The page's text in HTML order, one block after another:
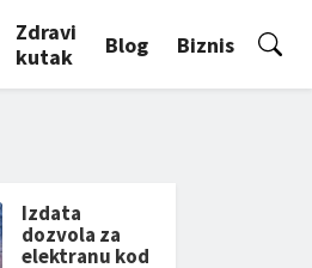
Zdravi
kutak
Blog Biznis
Izdata
dozvola za
elektranu kod